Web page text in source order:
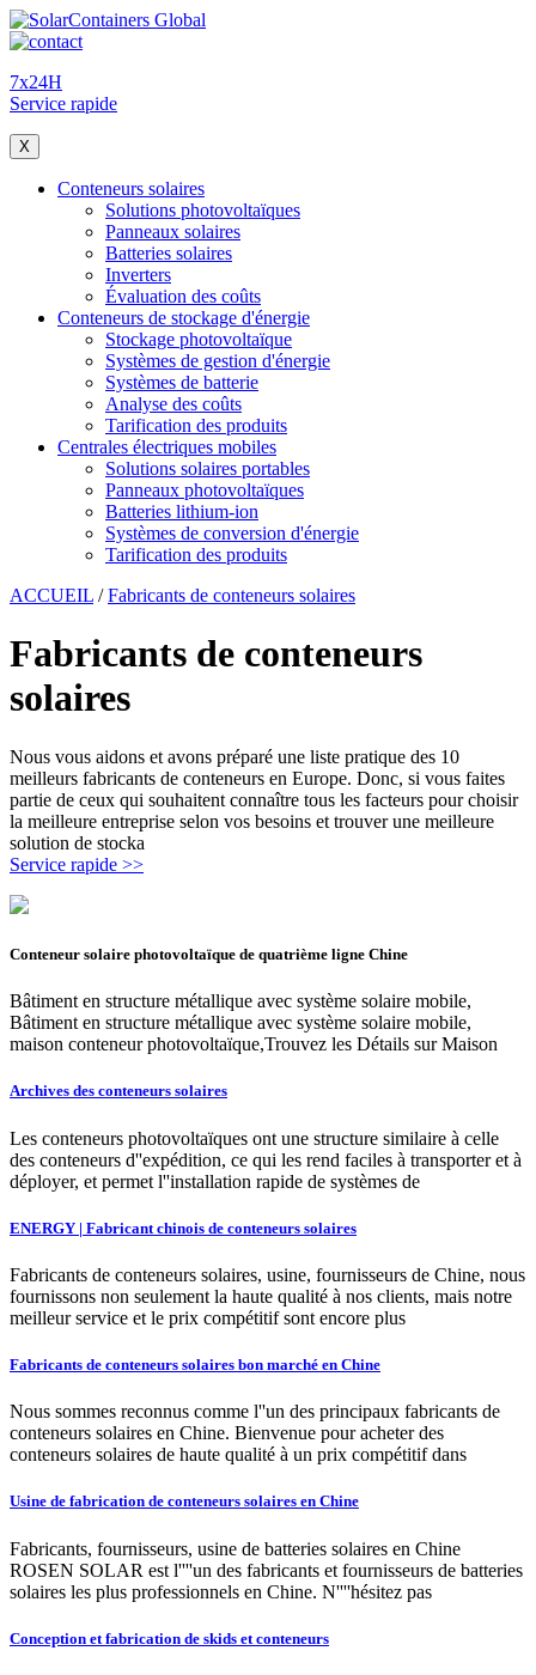
7x24H
Service rapide
X
Conteneurs solaires
Solutions photovoltaïques
Panneaux solaires
Batteries solaires
Inverters
Évaluation des coûts
Conteneurs de stockage d'énergie
Stockage photovoltaïque
Systèmes de gestion d'énergie
Systèmes de batterie
Analyse des coûts
Tarification des produits
Centrales électriques mobiles
Solutions solaires portables
Panneaux photovoltaïques
Batteries lithium-ion
Systèmes de conversion d'énergie
Tarification des produits
ACCUEIL /Fabricants de conteneurs solaires
Fabricants de conteneurs
solaires
Nous vous aidons et avons préparé une liste pratique des 10
meilleurs fabricants de conteneurs en Europe. Donc, si vous faites
partie de ceux qui souhaitent connaître tous les facteurs pour choisir
la meilleure entreprise selon vos besoins et trouver une meilleure
solution de stocka
Service rapide >>
Conteneur solaire photovoltaïque de quatrième ligne Chine
Bâtiment en structure métallique avec système solaire mobile,
Bâtiment en structure métallique avec système solaire mobile,
maison conteneur photovoltaïque,Trouvez les Détails sur Maison
Archives des conteneurs solaires
Les conteneurs photovoltaïques ont une structure similaire à celle
des conteneurs d''expédition, ce qui les rend faciles à transporter et à
déployer, et permet l''installation rapide de systèmes de
ENERGY | Fabricant chinois de conteneurs solaires
Fabricants de conteneurs solaires, usine, fournisseurs de Chine, nous
fournissons non seulement la haute qualité à nos clients, mais notre
meilleur service et le prix compétitif sont encore plus
Fabricants de conteneurs solaires bon marché en Chine
Nous sommes reconnus comme l''un des principaux fabricants de
conteneurs solaires en Chine. Bienvenue pour acheter des
conteneurs solaires de haute qualité à un prix compétitif dans
Usine de fabrication de conteneurs solaires en Chine
Fabricants, fournisseurs, usine de batteries solaires en Chine
ROSEN SOLAR est l''''un des fabricants et fournisseurs de batteries
solaires les plus professionnels en Chine. N''''hésitez pas
Conception et fabrication de skids et conteneurs